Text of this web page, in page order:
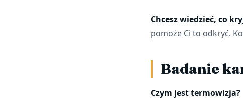
Chcesz wiedzieć, co
pomoże Ci to odkryć.
Badanie
Czym jest termowizja?